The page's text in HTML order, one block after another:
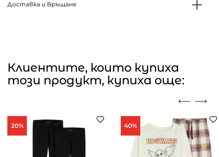
Доставка и Връщане
Клиентите, които купиха
този продукт, купиха още:
20% 40%